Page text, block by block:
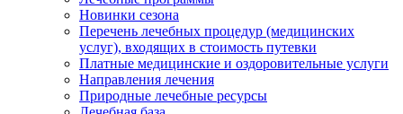
Новинки сезона
Перечень лечебных процедур (медицинских
услуг), входящих в стоимость путевки
Платные медицинские и оздоровительные услуги
Направления лечения
Природные лечебные ресурсы